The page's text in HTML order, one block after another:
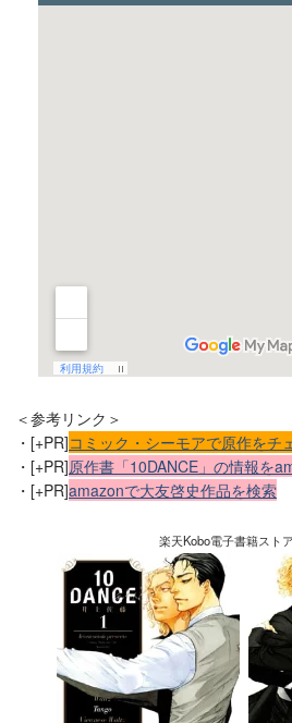
＜参考リンク＞
・[+PR]コミック・シーモアで原作をチ
・[+PR]原作書「10DANCE」の情報を
・[+PR]amazonで大友啓史作品を検索
楽天Kobo電子書籍スト